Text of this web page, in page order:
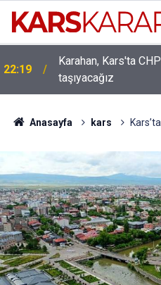
22:19
Karahan, Kars'ta
taşıyacağız
16:15
Uludaşdemir, YENİ
görevine getirildi
Anasayfa kars